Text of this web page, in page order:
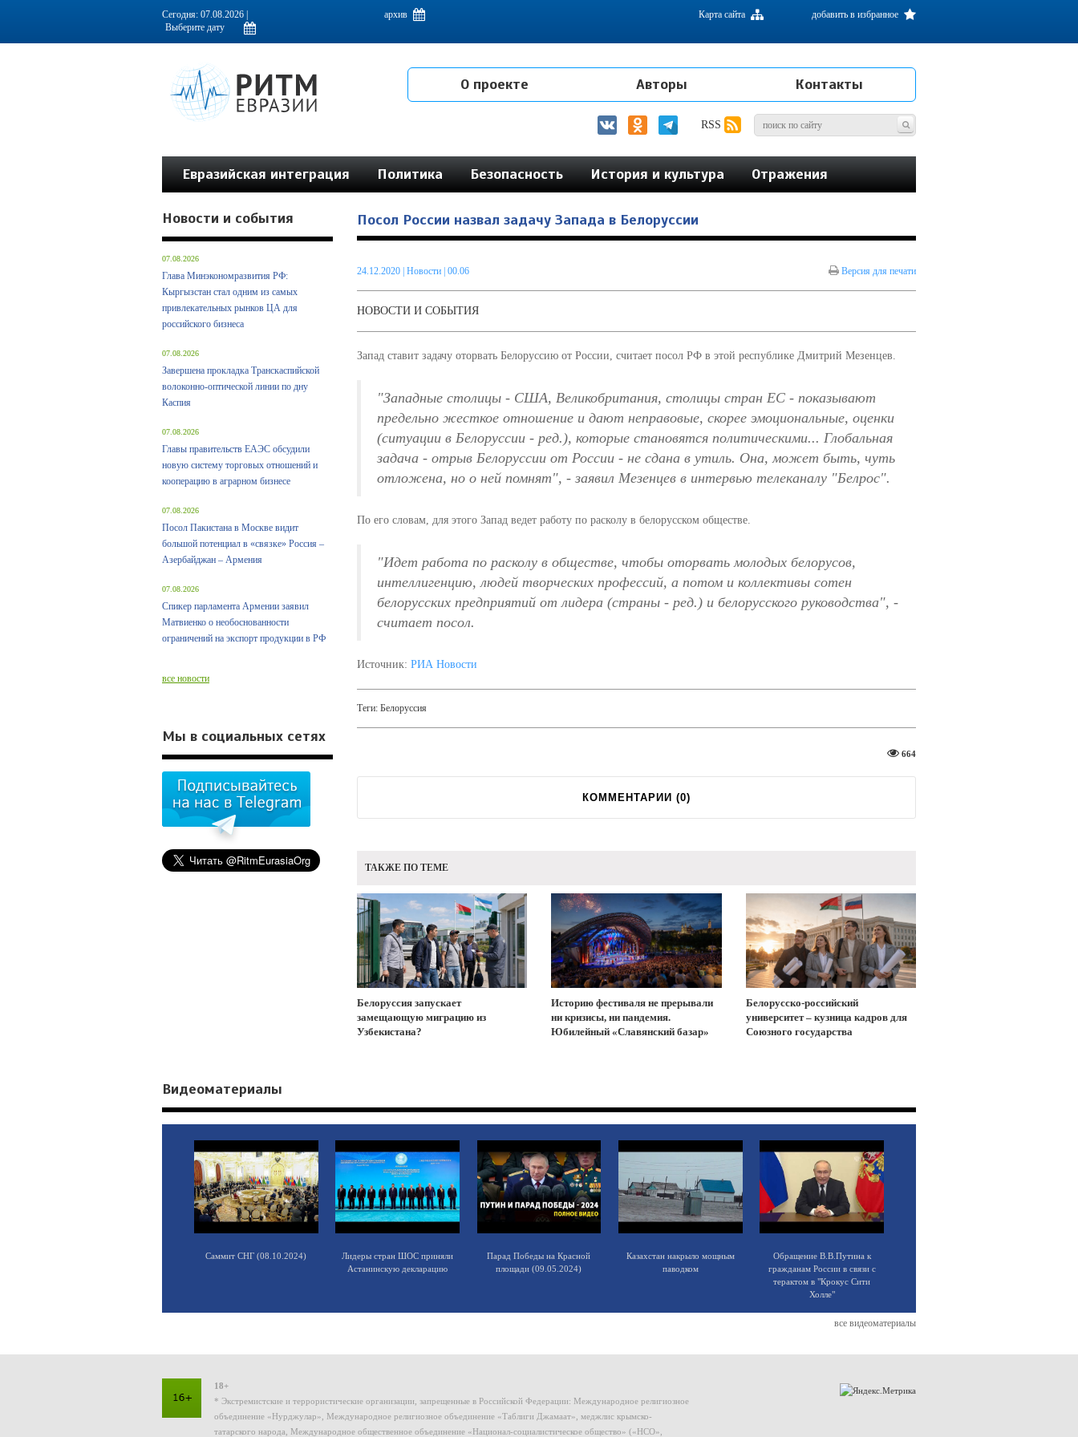
Информационно-аналитическое издание, посвященное актуальным проблемам интеграции на постсоветском пространстве
Сегодня: 07.08.2026 | архив добавить в избранное
Карта сайта
О проекте Авторы Контакты
RSS
Евразийская интеграция Политика Безопасность История и культура Отражения
Посол России назвал задачу Запада в Белоруссии
24.12.2020| Новости | 00.06 Версия для печати
НОВОСТИ И СОБЫТИЯ
Запад ставит задачу оторвать Белоруссию от России, считает посол РФ в этой республике Дмитрий Мезенцев.
"Западные столицы - США, Великобритания, столицы стран ЕС - показывают
предельно жесткое отношение и дают неправовые, скорее эмоциональные, оценки
(ситуации в Белоруссии - ред.), которые становятся политическими... Глобальная
задача - отрыв Белоруссии от России - не сдана в утиль. Она, может быть, чуть
отложена, но о ней помнят", - заявил Мезенцев в интервью телеканалу "Белрос".
По его словам, для этого Запад ведет работу по расколу в белорусском обществе.
"Идет работа по расколу в обществе, чтобы оторвать молодых белорусов,
интеллигенцию, людей творческих профессий, а потом и коллективы сотен
белорусских предприятий от лидера (страны - ред.) и белорусского руководства", -
считает посол.
Источник: РИА Новости
Теги: Белоруссия
664
КОММЕНТАРИИ (0)
ТАКЖЕ ПО ТЕМЕ
Белоруссия запускает
замещающую миграцию из
Узбекистана?
Историю фестиваля не прерывали
ни кризисы, ни пандемия.
Юбилейный «Славянский базар»
Белорусско-российский
университет – кузница кадров для
Союзного государства
Новости и события
07.08.2026
Глава Минэкономразвития РФ:
Кыргызстан стал одним из самых
привлекательных рынков ЦА для
российского бизнеса
07.08.2026
Завершена прокладка Транскаспийской
волоконно-оптической линии по дну
Каспия
07.08.2026
Главы правительств ЕАЭС обсудили
новую систему торговых отношений и
кооперацию в аграрном бизнесе
07.08.2026
Посол Пакистана в Москве видит
большой потенциал в «связке» Россия –
Азербайджан – Армения
07.08.2026
Спикер парламента Армении заявил
Матвиенко о необоснованности
ограничений на экспорт продукции в РФ
все новости
Мы в социальных сетях
Видеоматериалы
Саммит СНГ (08.10.2024)
Лидеры стран ШОС приняли
Астанинскую декларацию
Парад Победы на Красной
площади (09.05.2024)
Казахстан накрыло мощным
паводком
Обращение В.В.Путина к
гражданам России в связи с
терактом в "Крокус Сити
Холле"
все видеоматериалы
18+
* Экстремистские и террористические организации, запрещенные в Российской Федерации: Международное религиозное
объединение «Нурджулар», Международное религиозное объединение «Таблиги Джамаат», меджлис крымско-
татарского народа, Международное общественное объединение «Национал-социалистическое общество» («НСО»,